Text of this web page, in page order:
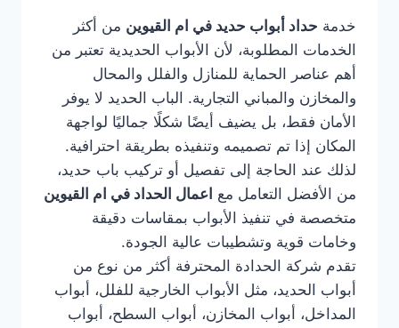
خدمة حداد أبواب حديد في ام القيوين من أكثر
الخدمات المطلوبة، لأن الأبواب الحديدية تعتبر من
أهم عناصر الحماية للمنازل والفلل والمحال
والمخازن والمباني التجارية. الباب الحديد لا يوفر
الأمان فقط، بل يضيف أيضًا شكلًا جماليًا لواجهة
المكان إذا تم تصميمه وتنفيذه بطريقة احترافية.
لذلك عند الحاجة إلى تفصيل أو تركيب باب حديد،
من الأفضل التعامل مع اعمال الحداد في ام القيوين
متخصصة في تنفيذ الأبواب بمقاسات دقيقة
وخامات قوية وتشطيبات عالية الجودة.
تقدم شركة الحدادة المحترفة أكثر من نوع من
أبواب الحديد، مثل الأبواب الخارجية للفلل، أبواب
المداخل، أبواب المخازن، أبواب السطح، أبواب